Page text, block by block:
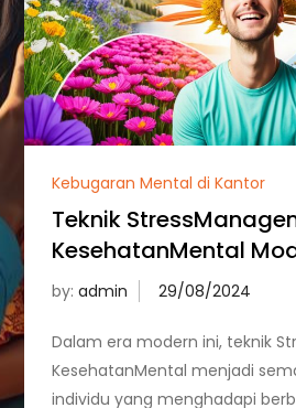
Kebugaran Mental di Kantor
Teknik
KesehatanMental
by:admin
Dalam era modern ini, teknik
KesehatanMental menjadi
individu yang menghadapi